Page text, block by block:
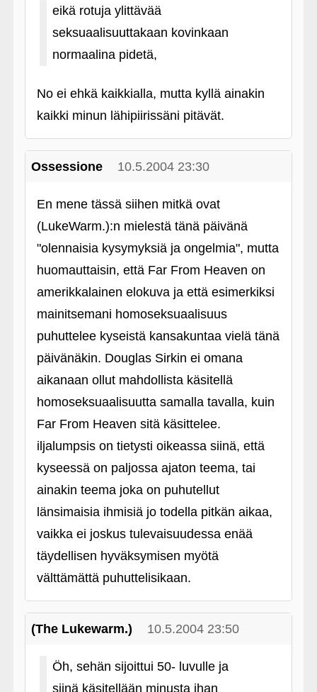
eikä rotuja ylittävää
seksuaalisuuttakaan kovinkaan
normaalina pidetä,
No ei ehkä kaikkialla, mutta kyllä ainakin
kaikki minun lähipiirissäni pitävät.
Ossessione 10.5.2004 23:30
En mene tässä siihen mitkä ovat
(LukeWarm.):n mielestä tänä päivänä
"olennaisia kysymyksiä ja ongelmia", mutta
huomauttaisin, että Far From Heaven on
amerikkalainen elokuva ja että esimerkiksi
mainitsemani homoseksuaalisuus
puhuttelee kyseistä kansakuntaa vielä tänä
päivänäkin. Douglas Sirkin ei omana
aikanaan ollut mahdollista käsitellä
homoseksuaalisuutta samalla tavalla, kuin
Far From Heaven sitä käsittelee.
iljalumpsis on tietysti oikeassa siinä, että
kyseessä on paljossa ajaton teema, tai
ainakin teema joka on puhutellut
länsimaisia ihmisiä jo todella pitkän aikaa,
vaikka ei joskus tulevaisuudessa enää
täydellisen hyväksymisen myötä
välttämättä puhuttelisikaan.
(The Lukewarm.) 10.5.2004 23:50
Öh, sehän sijoittui 50- luvulle ja
siinä käsitellään minusta ihan